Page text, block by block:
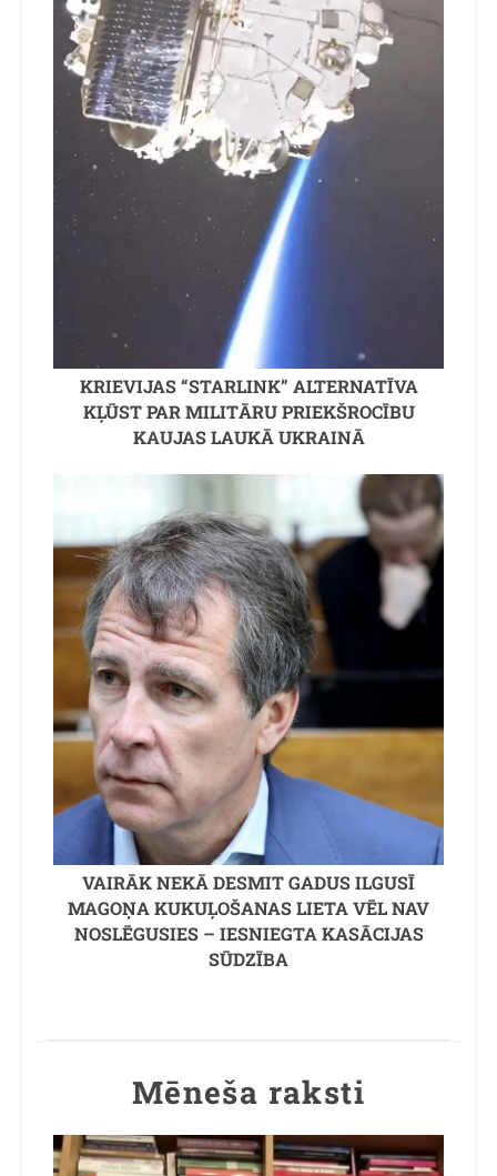
KRIEVIJAS “STARLINK” ALTERNATĪVA
KĻŪST PAR MILITĀRU PRIEKŠROCĪBU
KAUJAS LAUKĀ UKRAINĀ
VAIRĀK NEKĀ DESMIT GADUS ILGUSĪ
MAGOŅA KUKUĻOŠANAS LIETA VĒL NAV
NOSLĒGUSIES – IESNIEGTA KASĀCIJAS
SŪDZĪBA
Mēneša raksti